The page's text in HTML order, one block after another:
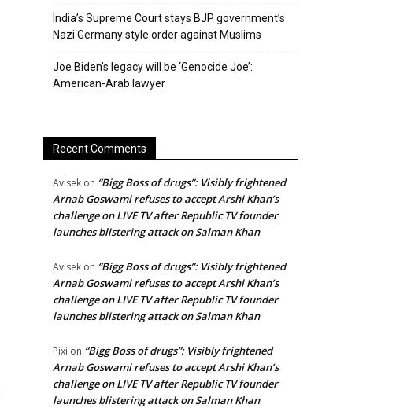
India’s Supreme Court stays BJP government’s
Nazi Germany style order against Muslims
Joe Biden’s legacy will be ‘Genocide Joe’:
American-Arab lawyer
Recent Comments
Avisek on “Bigg Boss of drugs”: Visibly frightened
Arnab Goswami refuses to accept Arshi Khan’s
challenge on LIVE TV after Republic TV founder
launches blistering attack on Salman Khan
Avisek on “Bigg Boss of drugs”: Visibly frightened
Arnab Goswami refuses to accept Arshi Khan’s
challenge on LIVE TV after Republic TV founder
launches blistering attack on Salman Khan
Pixi on “Bigg Boss of drugs”: Visibly frightened
Arnab Goswami refuses to accept Arshi Khan’s
challenge on LIVE TV after Republic TV founder
launches blistering attack on Salman Khan